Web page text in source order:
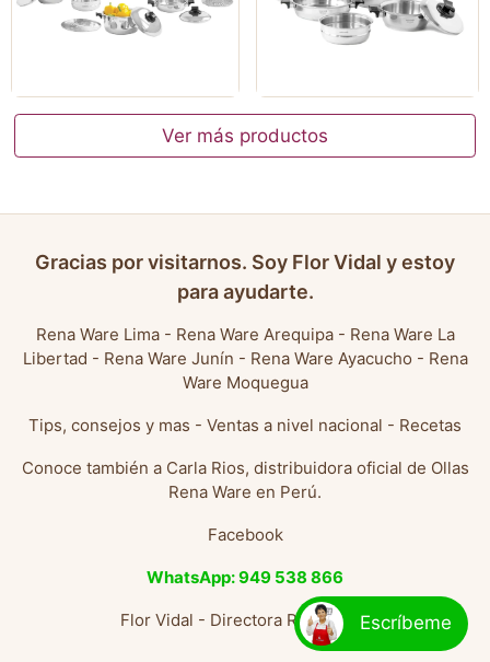
Ver más productos
Gracias por visitarnos. Soy Flor Vidal y estoy
para ayudarte.
Rena Ware Lima- Rena Ware Arequipa- Rena Ware La
Libertad - Rena Ware Junín - Rena Ware Ayacucho - Rena
Ware Moquegua
Tips, consejos y mas - Ventas a nivel nacional - Recetas
Conoce también a Carla Rios, distribuidora oficial de Ollas
Rena Ware en Perú.
Facebook
WhatsApp: 949 538 866
Flor Vidal - Directora Rena WareEscríbeme